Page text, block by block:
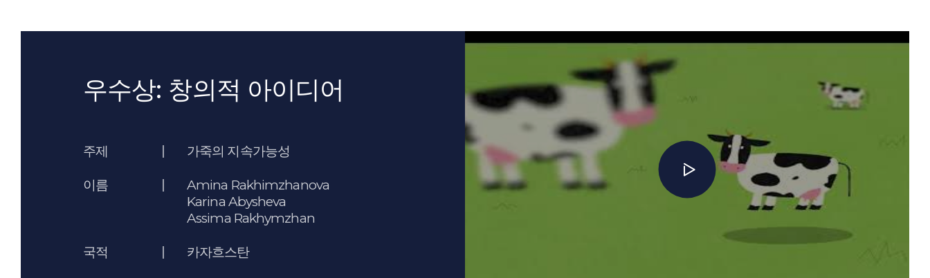
우수상: 창의적 아이디어
주제 가죽의 지속가능성
이름
Amina Rakhimzhanova
Karina Abysheva
Assima Rakhymzhan
국적 카자흐스탄